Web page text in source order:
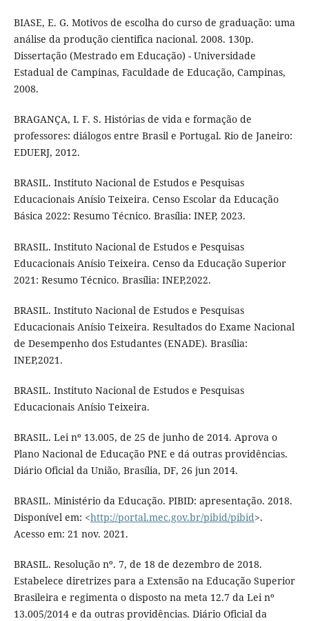
BIASE, E. G. Motivos de escolha do curso de graduação: uma
análise da produção cientifica nacional. 2008. 130p.
Dissertação (Mestrado em Educação) - Universidade
Estadual de Campinas, Faculdade de Educação, Campinas,
2008.
BRAGANÇA, I. F. S. Histórias de vida e formação de
professores: diálogos entre Brasil e Portugal. Rio de Janeiro:
EDUERJ, 2012.
BRASIL. Instituto Nacional de Estudos e Pesquisas
Educacionais Anísio Teixeira. Censo Escolar da Educação
Básica 2022: Resumo Técnico. Brasília: INEP, 2023.
BRASIL. Instituto Nacional de Estudos e Pesquisas
Educacionais Anísio Teixeira. Censo da Educação Superior
2021: Resumo Técnico. Brasília: INEP,2022.
BRASIL. Instituto Nacional de Estudos e Pesquisas
Educacionais Anísio Teixeira. Resultados do Exame Nacional
de Desempenho dos Estudantes (ENADE). Brasília:
INEP,2021.
BRASIL. Instituto Nacional de Estudos e Pesquisas
Educacionais Anísio Teixeira.
BRASIL. Lei nº 13.005, de 25 de junho de 2014. Aprova o
Plano Nacional de Educação PNE e dá outras providências.
Diário Oficial da União, Brasília, DF, 26 jun 2014.
BRASIL. Ministério da Educação. PIBID: apresentação. 2018.
Disponível em: <http://portal.mec.gov.br/pibid/pibid>.
Acesso em: 21 nov. 2021.
BRASIL. Resolução nº. 7, de 18 de dezembro de 2018.
Estabelece diretrizes para a Extensão na Educação Superior
Brasileira e regimenta o disposto na meta 12.7 da Lei nº
13.005/2014 e da outras providências. Diário Oficial da